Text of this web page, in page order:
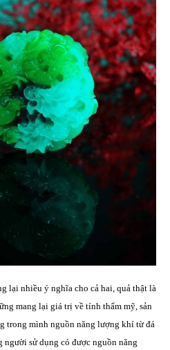
lại nhiều ý nghĩa cho cả hai, quả thật là
mang lại giá trị về tính thẩm mỹ, sản
trong mình nguồn năng lượng khí từ đá
sử dụng có được nguồn năng